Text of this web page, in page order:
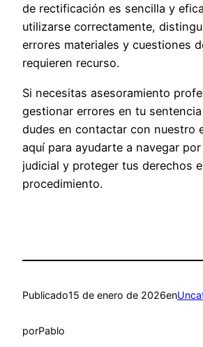
de rectificación es sencilla y
utilizarse correctamente,
errores materiales y cuestiones
requieren recurso.
Si necesitas asesoramiento
gestionar errores en tu
dudes en contactar con nuestro
aquí para ayudarte a navegar
judicial y proteger tus derechos
procedimiento.
Publicado15 de enero de 2026en
porPablo